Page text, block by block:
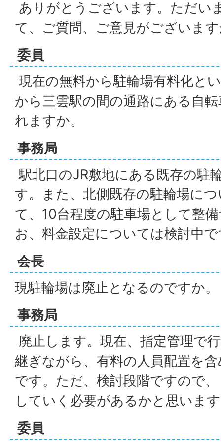
ありがとうございます。ただい
て、ご質問、ご意見がございま
委員
現在の無料から駐輪場有料化と
から三雲駅の間の通路にある自
れますか。
事務局
駅北口のJR敷地にある既存の駐
す。また、北側既存の駐輪場に
て、10台程度の駐車場として整
お、料金設定については検討中
会長
現駐輪場は廃止となるのですか。
事務局
廃止します。現在、指定管理で
継ぎながら、有料の人員配置を
です。ただ、検討段階ですので
していく必要があるかと思いま
委員